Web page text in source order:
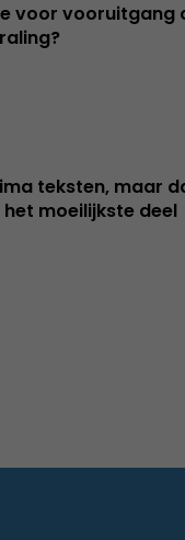
voor vooruitgang
teksten, maar
moeilijkste deel